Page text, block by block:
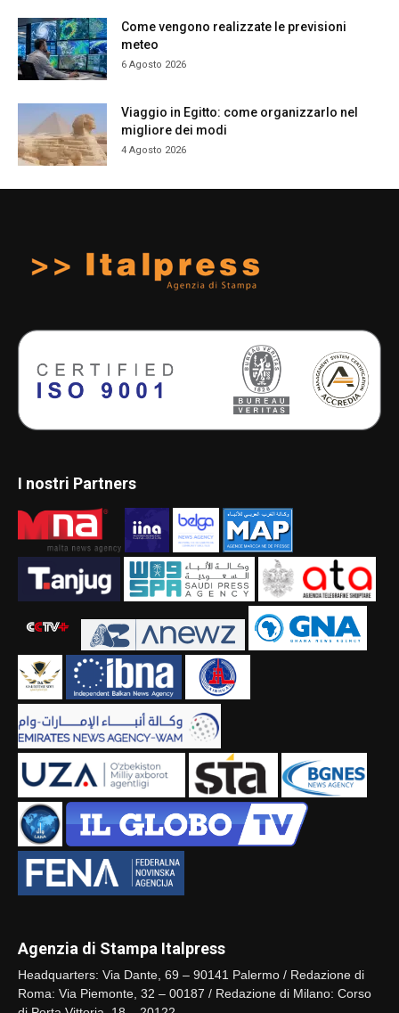
Come vengono realizzate le previsioni
meteo
6 Agosto 2026
Viaggio in Egitto: come organizzarlo nel
migliore dei modi
4 Agosto 2026
I nostri Partners
Agenzia di Stampa Italpress
Headquarters: Via Dante, 69 – 90141 Palermo / Redazione di
Roma: Via Piemonte, 32 – 00187 / Redazione di Milano: Corso